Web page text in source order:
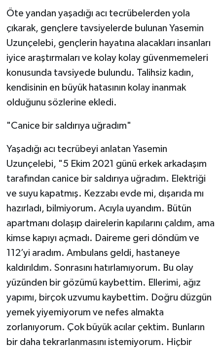
Öte yandan yaşadığı acı tecrübelerden yola
çıkarak, gençlere tavsiyelerde bulunan Yasemin
Uzunçelebi, gençlerin hayatına alacakları insanları
iyice araştırmaları ve kolay kolay güvenmemeleri
konusunda tavsiyede bulundu. Talihsiz kadın,
kendisinin en büyük hatasının kolay inanmak
olduğunu sözlerine ekledi.
"Canice bir saldırıya uğradım"
Yaşadığı acı tecrübeyi anlatan Yasemin
Uzunçelebi, "5 Ekim 2021 günü erkek arkadaşım
tarafından canice bir saldırıya uğradım. Elektriği
ve suyu kapatmış. Kezzabı evde mi, dışarıda mı
hazırladı, bilmiyorum. Acıyla uyandım. Bütün
apartmanı dolaşıp dairelerin kapılarını çaldım, ama
kimse kapıyı açmadı. Daireme geri döndüm ve
112’yi aradım. Ambulans geldi, hastaneye
kaldırıldım. Sonrasını hatırlamıyorum. Bu olay
yüzünden bir gözümü kaybettim. Ellerimi, ağız
yapımı, birçok uzvumu kaybettim. Doğru düzgün
yemek yiyemiyorum ve nefes almakta
zorlanıyorum. Çok büyük acılar çektim. Bunların
bir daha tekrarlanmasını istemiyorum. Hiçbir